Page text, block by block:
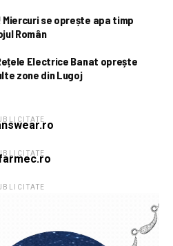
se oprește apa timp
Român
Electrice Banat oprește
zone din Lugoj